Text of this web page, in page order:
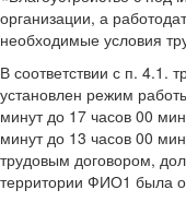
организации, а
необходимые условия
В соответствии с п. 4.1.
установлен режим
минут до 17 часов 00
минут до 13 часов 00
трудовым договором,
территории ФИО1 была